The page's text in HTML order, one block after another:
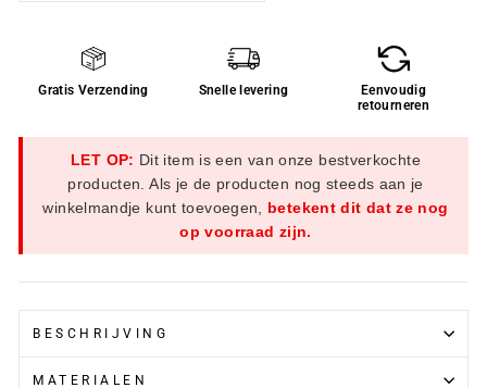
Gratis Verzending Snelle levering
Eenvoudig
retourneren
LET OP: Dit item is een van onze bestverkochte
producten. Als je de producten nog steeds aan je
winkelmandje kunt toevoegen, betekent dit dat ze nog
op voorraad zijn.
BESCHRIJVING
MATERIALEN